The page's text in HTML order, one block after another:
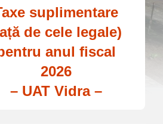
suplimentare
de cele legale)
anul fiscal
2026
– UAT Vidra –